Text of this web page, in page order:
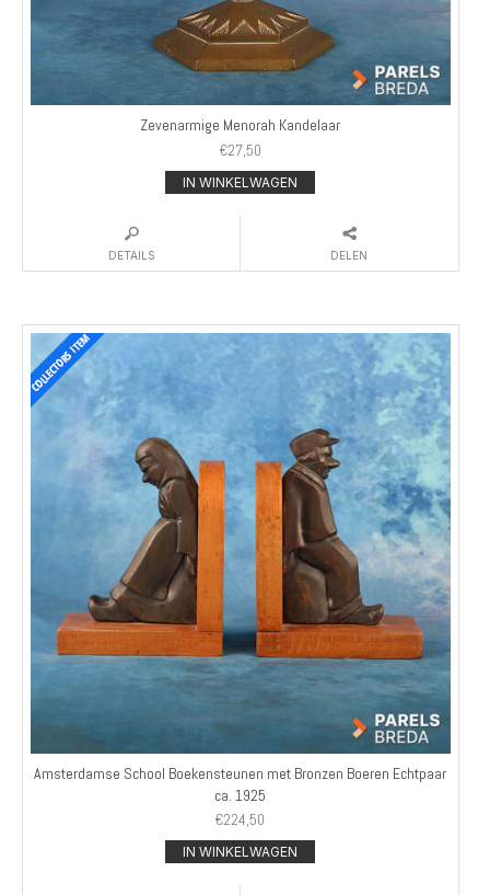
Zevenarmige Menorah Kandelaar
€27,50
IN WINKELWAGEN
DETAILS DELEN
Amsterdamse School Boekensteunen met Bronzen Boeren Echtpaar
ca. 1925
€224,50
IN WINKELWAGEN